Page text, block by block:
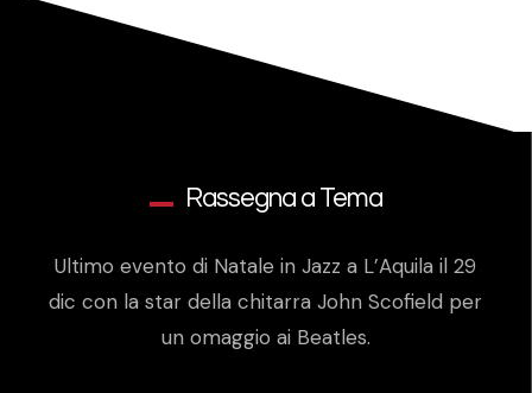
Rassegna a Tema
Ultimo evento di Natale in Jazz a L’Aquila il 29
dic con la star della chitarra John Scofield per
un omaggio ai Beatles.